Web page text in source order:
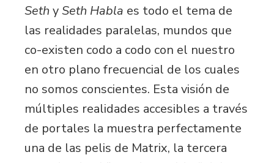
Seth ySeth Habla es todo el tema de
las realidades paralelas, mundos que
co-existen codo a codo con el nuestro
en otro plano frecuencial de los cuales
no somos conscientes. Esta visión de
múltiples realidades accesibles a través
de portales la muestra perfectamente
una de las pelis de Matrix, la tercera